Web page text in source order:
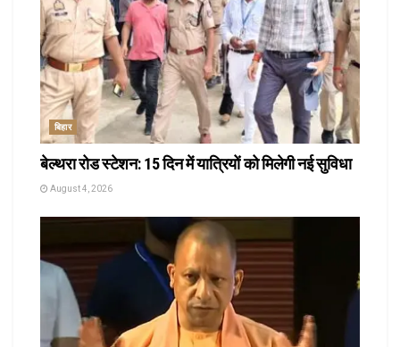
बिहार
बेल्थरा रोड स्टेशन: 15 दिन में यात्रियों को मिलेगी नई सुविधा
August 4, 2026